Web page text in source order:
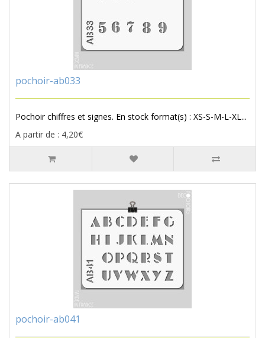
pochoir-ab033
Pochoir chiffres et signes. En stock format(s) : XS-S-M-L-XL...
A partir de : 4,20€
pochoir-ab041